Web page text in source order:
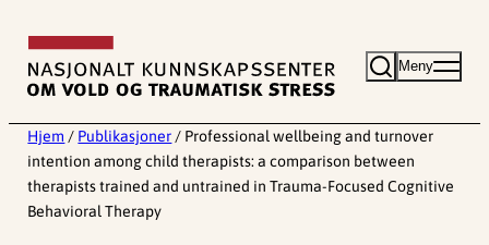
innhold
Meny
Hjem / Publikasjoner / Professional wellbeing and turnover
intention among child therapists: a comparison between
therapists trained and untrained in Trauma-Focused Cognitive
Behavioral Therapy